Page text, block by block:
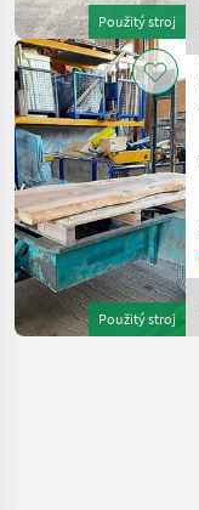
Použitý stroj
Použitý stroj